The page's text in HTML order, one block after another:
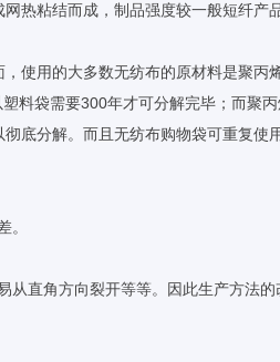
热粘结而成，制品强度较一般短纤产
使用的大多数无纺布的原材料是聚
料袋需要300年才可分解完毕；而聚
底分解。而且无纺布购物袋可重复使
。
从直角方向裂开等等。因此生产方法的